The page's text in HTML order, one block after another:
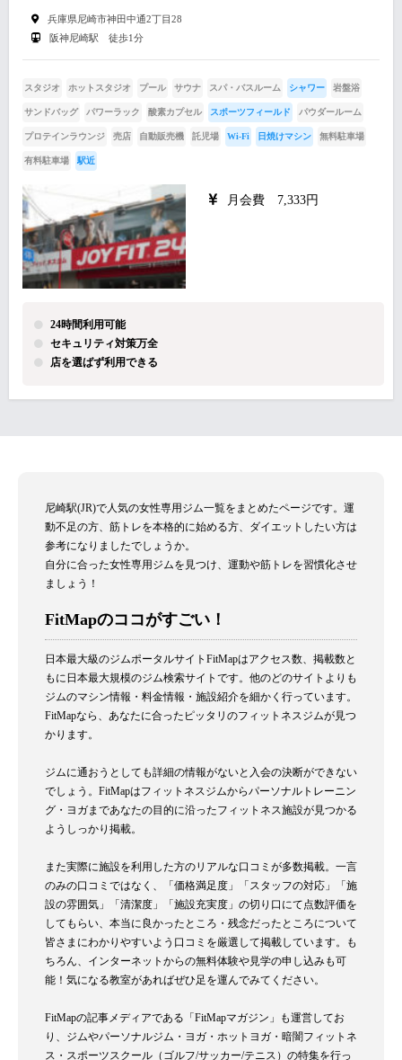
兵庫県尼崎市神田中通2丁目28
阪神尼崎駅 徒歩1分
スタジオ ホットスタジオ プール サウナ スパ・バスルーム シャワー 岩盤浴
サンドバッグ パワーラック 酸素カプセル スポーツフィールド パウダールーム
プロテインラウンジ 売店 自動販売機 託児場 Wi-Fi 日焼けマシン 無料駐車場
有料駐車場 駅近
月会費 7,333円
24時間利用可能
セキュリティ対策万全
店を選ばず利用できる
尼崎駅(JR)で人気の女性専用ジム一覧をまとめたページです。運
動不足の方、筋トレを本格的に始める方、ダイエットしたい方は
参考になりましたでしょうか。
自分に合った女性専用ジムを見つけ、運動や筋トレを習慣化させ
ましょう！
FitMapのココがすごい！
日本最大級のジムポータルサイトFitMapはアクセス数、掲載数と
もに日本最大規模のジム検索サイトです。他のどのサイトよりも
ジムのマシン情報・料金情報・施設紹介を細かく行っています。
FitMapなら、あなたに合ったピッタリのフィットネスジムが見つ
かります。
ジムに通おうとしても詳細の情報がないと入会の決断ができない
でしょう。FitMapはフィットネスジムからパーソナルトレーニン
グ・ヨガまであなたの目的に沿ったフィットネス施設が見つかる
ようしっかり掲載。
また実際に施設を利用した方のリアルな口コミが多数掲載。一言
のみの口コミではなく、「価格満足度」「スタッフの対応」「施
設の雰囲気」「清潔度」「施設充実度」の切り口にて点数評価を
してもらい、本当に良かったところ・残念だったところについて
皆さまにわかりやすいよう口コミを厳選して掲載しています。も
ちろん、インターネットからの無料体験や見学の申し込みも可
能！気になる教室があればぜひ足を運んでみてください。
FitMapの記事メディアである「FitMapマガジン」も運営してお
り、ジムやパーソナルジム・ヨガ・ホットヨガ・暗闇フィットネ
ス・スポーツスクール（ゴルフ/サッカー/テニス）の特集を行っ